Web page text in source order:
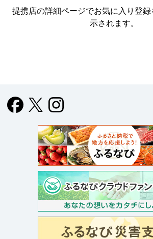
提携店の詳細ページでお気に入り登録
示されます。